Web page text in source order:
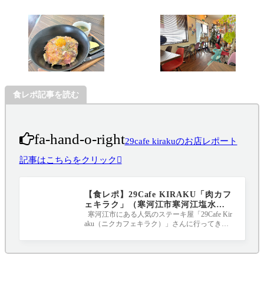
食レポ記事を読む
fa-hand-o-right29cafe kirakuのお店レポート
記事はこちらをクリック
【食レポ】29Cafe KIRAKU「肉カフ
ェキラク」（寒河江市寒河江塩水）
｜お肉グルメマイスターのお店
寒河江市にある人気のステーキ屋「29Cafe Kir
aku（ニクカフェキラク）」さんに行ってきま